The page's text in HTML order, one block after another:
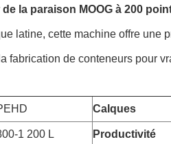
la paraison MOOG à 200
latine, cette machine offre une
fabrication de conteneurs pour
Calques
1 200 L Productivité